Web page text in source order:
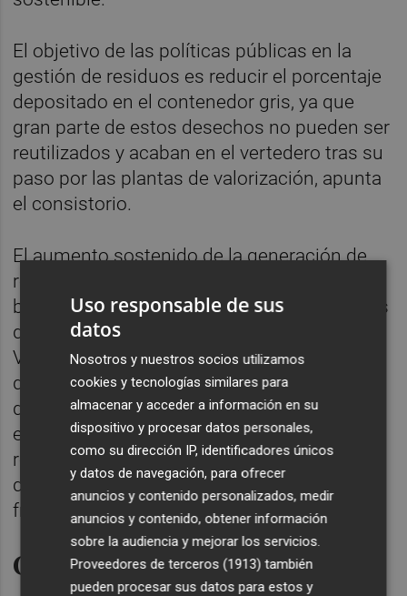
El objetivo de las políticas públicas en la
gestión de residuos es reducir el porcentaje
depositado en el contenedor gris, ya que
gran parte de estos desechos no pueden ser
reutilizados y acaban en el vertedero tras su
paso por las plantas de valorización, apunta
el consistorio.
El aumento sostenido de la generación de
residuos suele coincidir con épocas de
bonanza económica. Así lo reflejan los datos
de los últimos cinco años de la ciudad de
València, que confirman la superación de la
depresión económica que supuso la llegada
de la pandemia del covid-19 en 2020. Por
ejemplo, de las 162.017 toneladas de
residuos generadas en el primer semestre
de 2021 se pasó a las 172.460 de la misma
franja temporal de 2022.
Contenedor marrón
Uso responsable de sus
datos
Nosotros y nuestros socios utilizamos
cookies y tecnologías similares para
almacenar y acceder a información en su
dispositivo y procesar datos personales,
como su dirección IP, identificadores únicos
y datos de navegación, para ofrecer
anuncios y contenido personalizados, medir
anuncios y contenido, obtener información
sobre la audiencia y mejorar los servicios.
Proveedores de terceros (1913) también
pueden procesar sus datos para estos y